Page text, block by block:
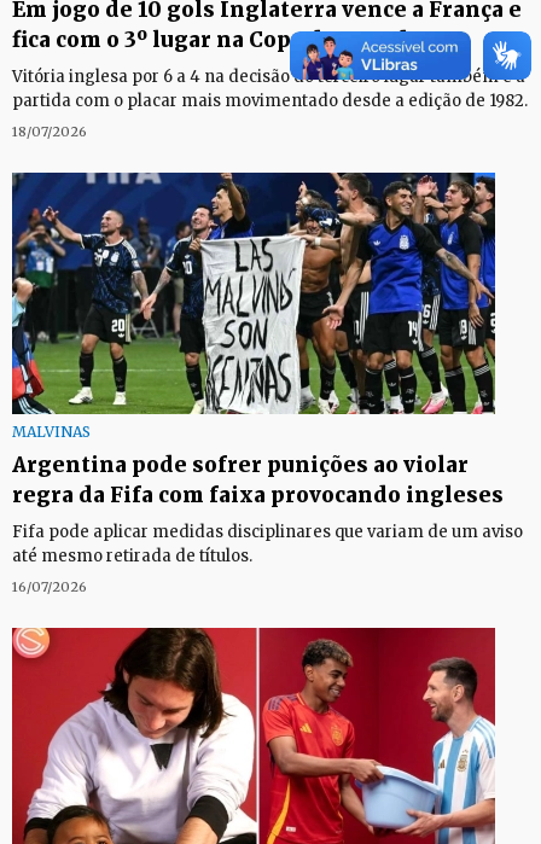
Em jogo de 10 gols Inglaterra vence a França e
fica com o 3º lugar na Copa do Mundo
Vitória inglesa por 6 a 4 na decisão do terceiro lugar também é a
partida com o placar mais movimentado desde a edição de 1982.
18/07/2026
MALVINAS
Argentina pode sofrer punições ao violar
regra da Fifa com faixa provocando ingleses
Fifa pode aplicar medidas disciplinares que variam de um aviso
até mesmo retirada de títulos.
16/07/2026